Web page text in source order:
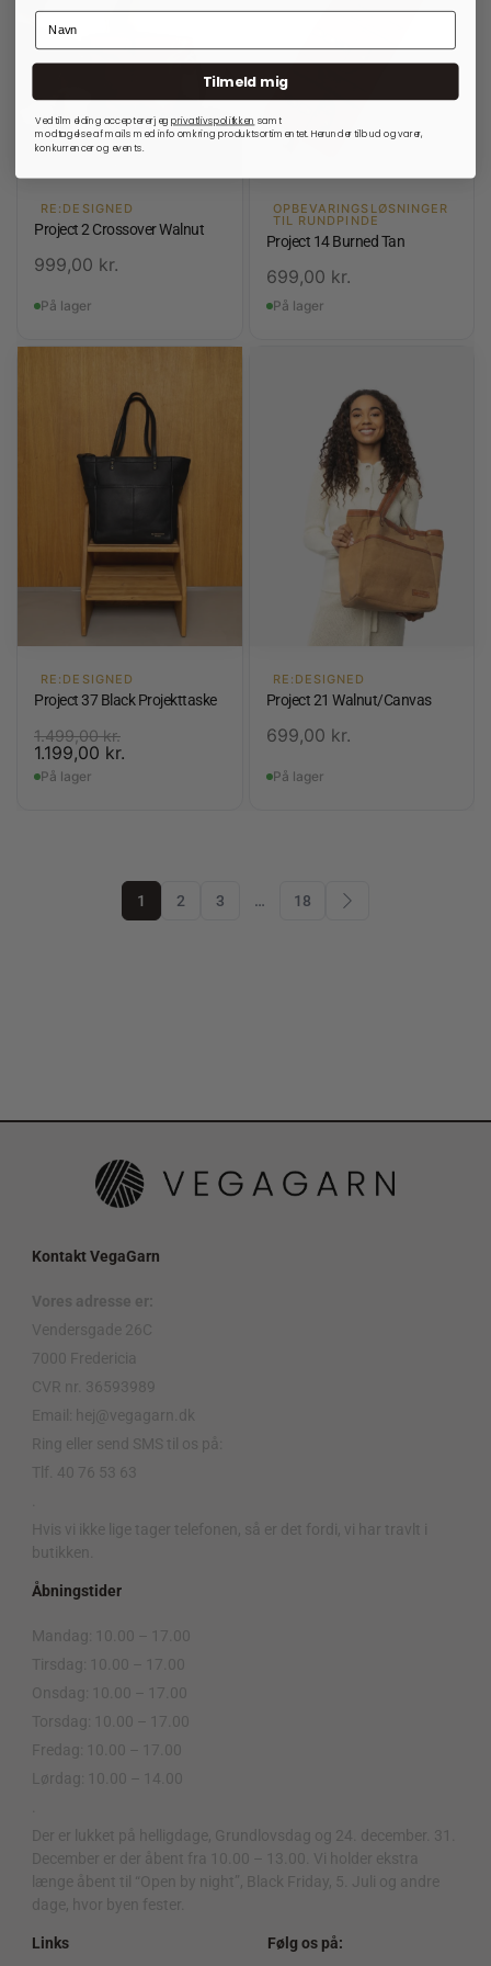
RE:DESIGNED
Project 2 Crossover Walnut
999,00 kr.
På lager
OPBEVARINGSLØSNINGER
TIL RUNDPINDE
Project 14 Burned Tan
699,00 kr.
På lager
RE:DESIGNED
Project 37 Black Projekttaske
1.499,00kr.
1.199,00 kr.
På lager
RE:DESIGNED
Project 21 Walnut/Canvas
699,00 kr.
På lager
1 2 3 … 18
Kontakt VegaGarn
Vores adresse er:
Vendersgade 26C
7000 Fredericia
CVR nr. 36593989
Email: hej@vegagarn.dk
Ring eller send SMS til os på:
Tlf. 40 76 53 63
Hvis vi ikke lige tager telefonen, så er det fordi, vi har travlt i
butikken.
Åbningstider
Mandag: 10.00 – 17.00
Tirsdag: 10.00 – 17.00
Onsdag: 10.00 – 17.00
Torsdag: 10.00 – 17.00
Fredag: 10.00 – 17.00
Lørdag: 10.00 – 14.00
Der er lukket på helligdage, Grundlovsdag og 24. december. 31.
December er der åbent fra 10.00 – 13.00. Vi holder ekstra
længe åbent til “Open by night”, Black Friday, 5. Juli og andre
dage, hvor byen fester.
Links Følg os på:
Tilmeld mig
Ved tilmelding accepterer jegprivatlivspolitkken samt
modtagelse af mails med info omkring produktsortimentet. Herunder tilbud og varer,
konkurrencer og events.